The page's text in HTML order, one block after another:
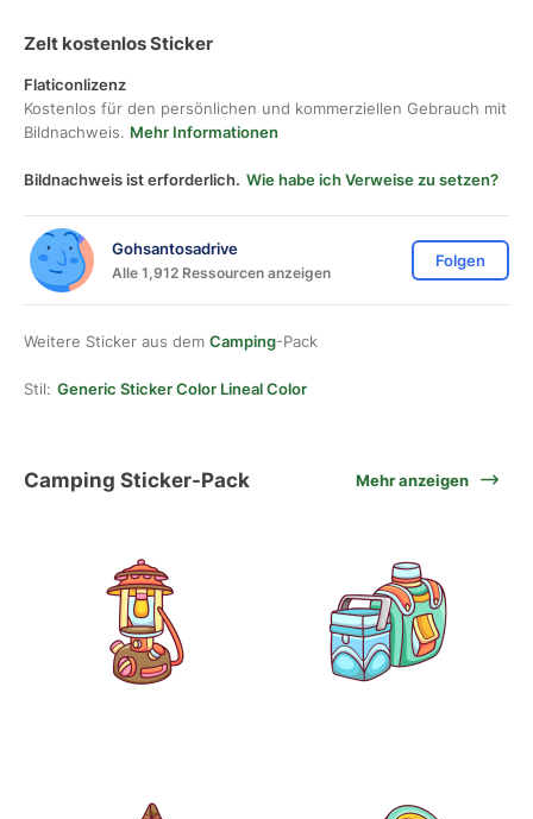
Zelt kostenlos Sticker
Flaticonlizenz
Kostenlos für den persönlichen und kommerziellen Gebrauch mit
Bildnachweis. Mehr Informationen
Bildnachweis ist erforderlich. Wie habe ich Verweise zu setzen?
Gohsantosadrive
Alle 1,912 Ressourcen anzeigen
Folgen
Weitere Sticker aus dem Camping-Pack
Stil: Generic Sticker Color Lineal Color
Camping Sticker-Pack Mehr anzeigen